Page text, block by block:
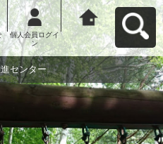
個人会員ログイ
ン
八千代市ボラン
ティア・市民活
動推進センター
へ戻る
センター